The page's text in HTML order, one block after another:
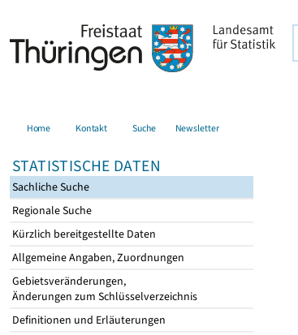
Home Kontakt Suche Newsletter
STATISTISCHE DATEN
Sachliche Suche
Regionale Suche
Kürzlich bereitgestellte Daten
Allgemeine Angaben, Zuordnungen
Gebietsveränderungen,
Änderungen zum Schlüsselverzeichnis
Definitionen und Erläuterungen